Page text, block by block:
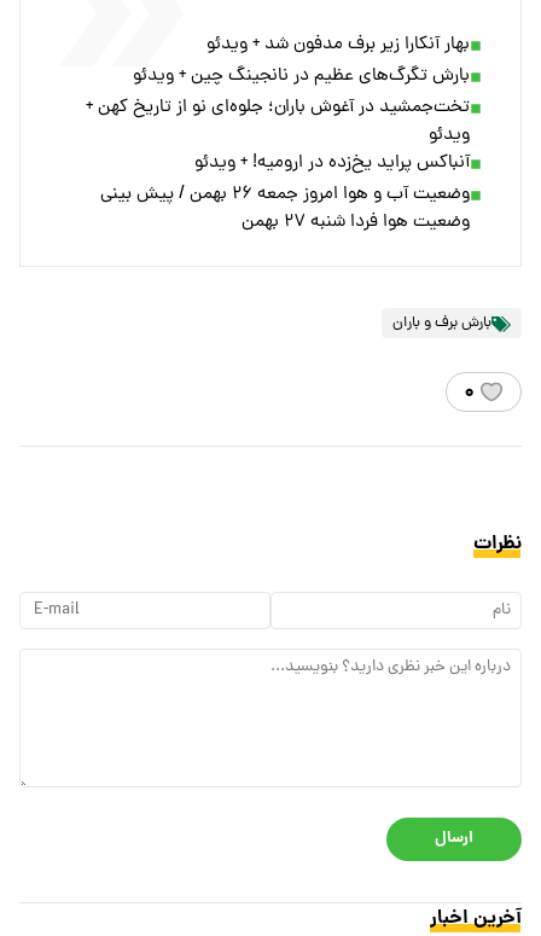
بهار آنکارا زیر برف مدفون شد + ویدئو
بارش تگرگ‌های عظیم در نانجینگ چین + ویدئو
تخت‌جمشید در آغوش باران؛ جلوه‌ای نو از تاریخ کهن +
ویدئو
آنباکس پراید یخ‌زده در ارومیه! + ویدئو
وضعیت آب و هوا امروز جمعه ۲۶ بهمن / پیش بینی
وضعیت هوا فردا شنبه ۲۷ بهمن
بارش برف و باران
۰
نظرات
ارسال
آخرین اخبار